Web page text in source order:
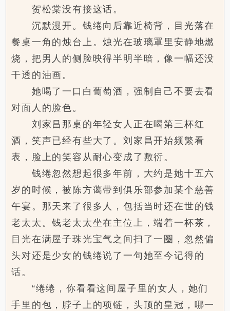
贺松棠没有接这话。
沉默漫开。钱绻向后靠近椅背，目光落在
餐桌一角的烛台上。烛光在玻璃罩里安静地燃
烧，把男人的侧脸映得半明半暗，像一幅还没
干透的油画。
她喝了一口白葡萄酒，强制自己不要去看
对面人的脸色。
刘家昌那桌的年轻女人正在喝第三杯红
酒，笑声已经有些大了。刘家昌开始频繁看
表，脸上的笑容从耐心变成了敷衍。
钱绻忽然想起很多年前，大约是她十五六
岁的时候，被陈方蔼带到俱乐部参加某个慈善
午宴。那天来了很多人，包括当时还在世的钱
老太太。钱老太太坐在主位上，端着一杯茶，
目光在满屋子珠光宝气之间扫了一圈，忽然偏
头对还是少女的钱绻说了一句她至今记得的
话。
“绻绻，你看看这间屋子里的女人，她们
手里的包，脖子上的项链，头顶的皇冠，哪一